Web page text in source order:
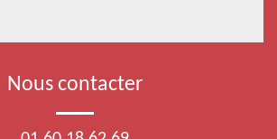
Nous contacter